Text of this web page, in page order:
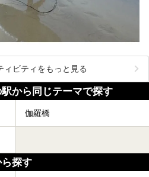
ィビティをもっと見る
から同じテーマで探す
伽羅橋
探す